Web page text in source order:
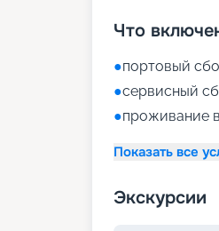
Что
●портовый
●сервисный
●проживание
Показать все
Экскурсии